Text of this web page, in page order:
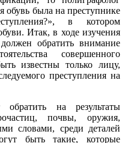
обувь была на преступнике
в котором
Итак, в ходе изучения
обратить внимание
совершенного
известны только лицу,
преступления на
на результаты
почвы, оружия,
словами, среди деталей
быть такие, которые